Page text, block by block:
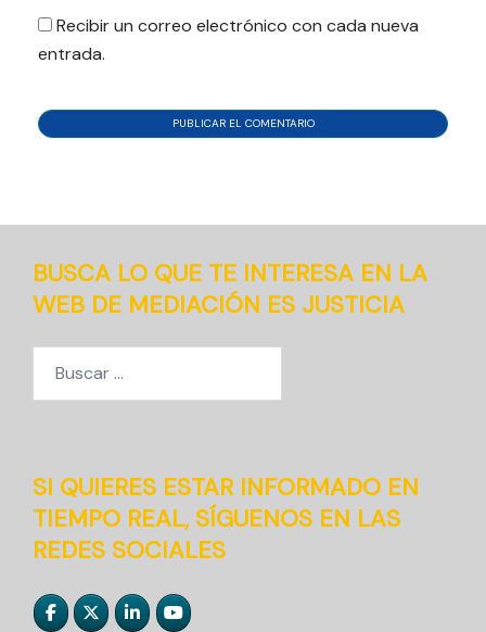
Recibir un correo electrónico con cada nueva
entrada.
BUSCA LO QUE TE INTERESA EN LA
WEB DE MEDIACIÓN ES JUSTICIA
SI QUIERES ESTAR INFORMADO EN
TIEMPO REAL, SÍGUENOS EN LAS
REDES SOCIALES